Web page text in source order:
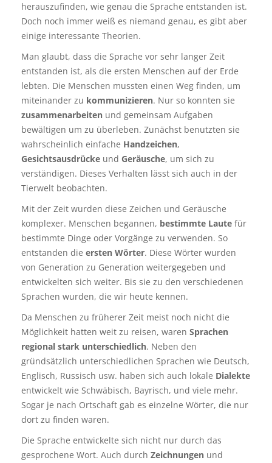
herauszufinden, wie genau die Sprache entstanden ist.
Doch noch immer weiß es niemand genau, es gibt aber
einige interessante Theorien.
Man glaubt, dass die Sprache vor sehr langer Zeit
entstanden ist, als die ersten Menschen auf der Erde
lebten. Die Menschen mussten einen Weg finden, um
miteinander zu kommunizieren. Nur so konnten sie
zusammenarbeiten und gemeinsam Aufgaben
bewältigen um zu überleben. Zunächst benutzten sie
wahrscheinlich einfache Handzeichen,
Gesichtsausdrücke und Geräusche, um sich zu
verständigen. Dieses Verhalten lässt sich auch in der
Tierwelt beobachten.
Mit der Zeit wurden diese Zeichen und Geräusche
komplexer. Menschen begannen, bestimmte Laute für
bestimmte Dinge oder Vorgänge zu verwenden. So
entstanden die ersten Wörter. Diese Wörter wurden
von Generation zu Generation weitergegeben und
entwickelten sich weiter. Bis sie zu den verschiedenen
Sprachen wurden, die wir heute kennen.
Da Menschen zu früherer Zeit meist noch nicht die
Möglichkeit hatten weit zu reisen, waren Sprachen
regional stark unterschiedlich. Neben den
gründsätzlich unterschiedlichen Sprachen wie Deutsch,
Englisch, Russisch usw. haben sich auch lokale Dialekte
entwickelt wie Schwäbisch, Bayrisch, und viele mehr.
Sogar je nach Ortschaft gab es einzelne Wörter, die nur
dort zu finden waren.
Die Sprache entwickelte sich nicht nur durch das
gesprochene Wort. Auch durch Zeichnungen und